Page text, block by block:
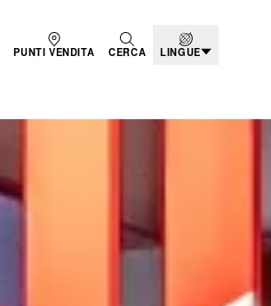
PUNTI VENDITA CERCA LINGUE